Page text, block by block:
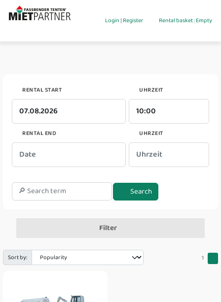
Login|Register Rental basket : Empty
RENTAL START UHRZEIT
RENTAL END UHRZEIT
Search
Filter
Sort by: 1